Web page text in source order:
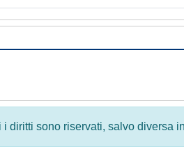
i diritti sono riservati, salvo diversa